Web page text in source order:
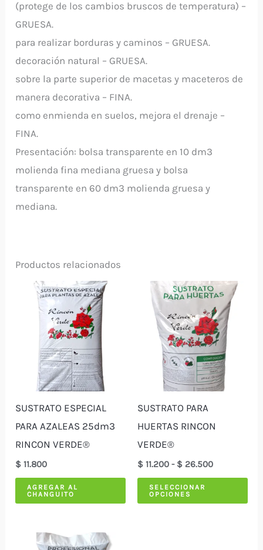
(protege de los cambios bruscos de temperatura) –
GRUESA.
para realizar borduras y caminos – GRUESA.
decoración natural – GRUESA.
sobre la parte superior de macetas y maceteros de
manera decorativa – FINA.
como enmienda en suelos, mejora el drenaje –
FINA.
Presentación: bolsa transparente en 10 dm3
molienda fina mediana gruesa y bolsa
transparente en 60 dm3 molienda gruesa y
mediana.
Productos relacionados
SUSTRATO ESPECIAL
PARA AZALEAS 25dm3
RINCON VERDE®
$ 11.800
AGREGAR AL
CHANGUITO
SUSTRATO PARA
HUERTAS RINCON
VERDE®
$ 11.200 - $ 26.500Rango
SELECCIONAR
OPCIONES